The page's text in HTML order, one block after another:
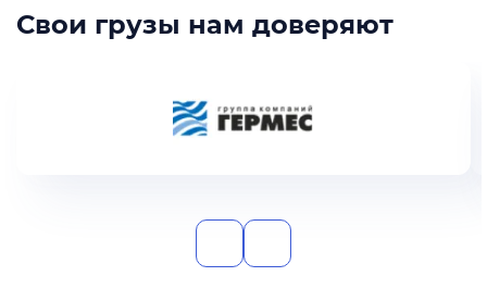
Свои грузы нам доверяют